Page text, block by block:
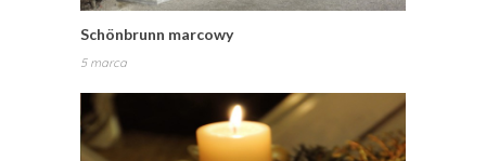
Schönbrunn marcowy
5 marca